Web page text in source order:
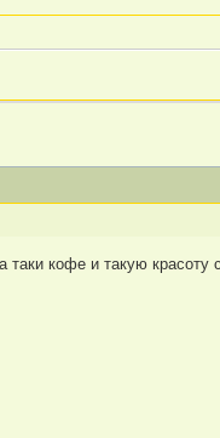
таки кофе и такую